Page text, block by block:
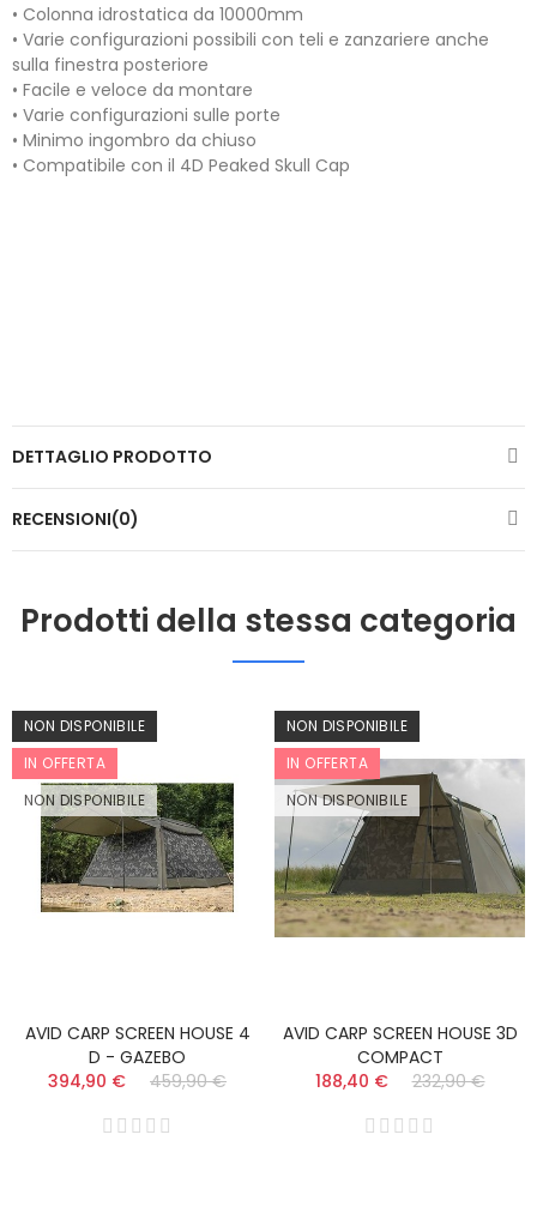
• Colonna idrostatica da 10000mm
• Varie configurazioni possibili con teli e zanzariere anche
sulla finestra posteriore
• Facile e veloce da montare
• Varie configurazioni sulle porte
• Minimo ingombro da chiuso
• Compatibile con il 4D Peaked Skull Cap
DETTAGLIO PRODOTTO
RECENSIONI(0)
Prodotti della stessa categoria
NON DISPONIBILE
IN OFFERTA
NON DISPONIBILE
AVID CARP SCREEN HOUSE 4
D - GAZEBO
394,90 €
459,90 €
NON DISPONIBILE
IN OFFERTA
NON DISPONIBILE
AVID CARP SCREEN HOUSE 3D
COMPACT
188,40 €
232,90 €